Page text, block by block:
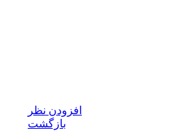
افزودن نظر
بازگشت